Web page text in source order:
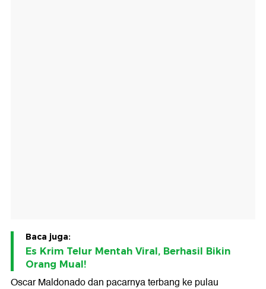
Baca juga:
Es Krim Telur Mentah Viral, Berhasil Bikin
Orang Mual!
Oscar Maldonado dan pacarnya terbang ke pulau